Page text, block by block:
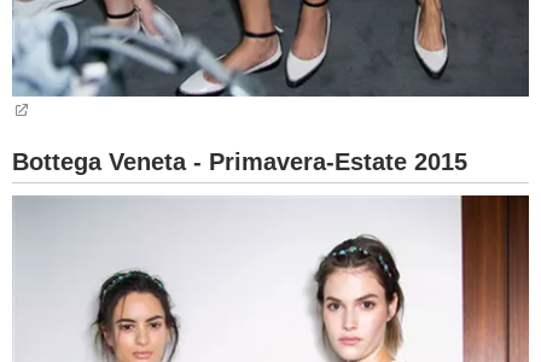
Bottega Veneta - Primavera-Estate 2015